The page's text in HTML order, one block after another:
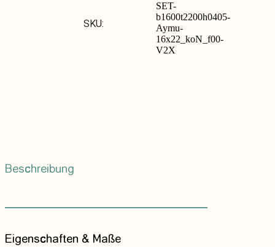
SKU:
SET-
b1600t2200h0405-
Aymu-
16x22_koN_f00-
V2X
Beschreibung
Eigenschaften & Maße